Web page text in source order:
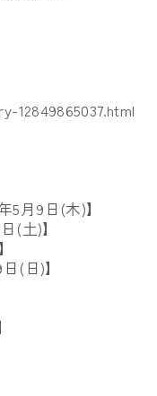
12849865037.html
月9日(木)】
(土)】
(日)】